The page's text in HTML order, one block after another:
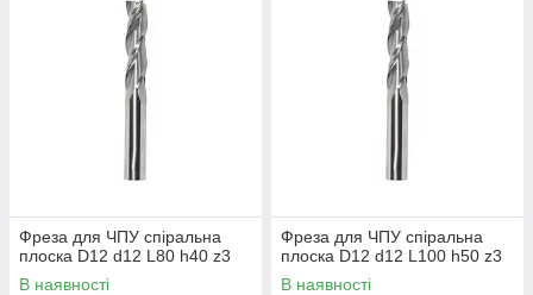
Фреза для ЧПУ спіральна
плоска D12 d12 L80 h40 z3
В наявності
Фреза для ЧПУ спіральна
плоска D12 d12 L100 h50 z3
В наявності